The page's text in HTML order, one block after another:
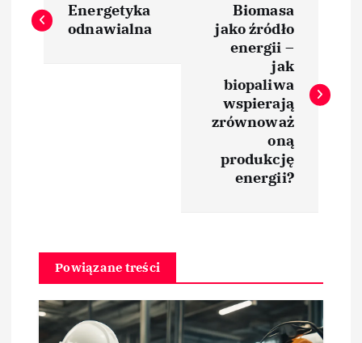
a
a
Energetyka
odnawialna
Biomasa
jako źródło
energii –
jak
biopaliwa
wspierają
zrównoważ
oną
produkcję
energii?
Powiązane treści